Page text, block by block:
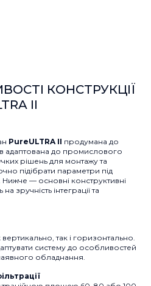
КОНСТРУКЦІЇ
II
PureULTRA II продумана до
адаптована до промислового
рішень для монтажу та
підібрати параметри під
Нижче — основні конструктивні
зручність інтеграції та
так і горизонтально.
систему до особливостей
обладнання.